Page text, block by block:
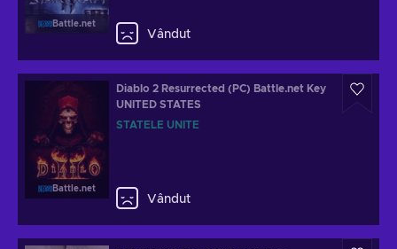
Battle.net
Vândut
Battle.net
Diablo 2 Resurrected (PC) Battle.net Key
UNITED STATES
STATELE UNITE
Vândut